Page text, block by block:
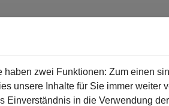
zwei Funktionen: Zum einen
unsere Inhalte für Sie immer
Einverständnis in die Verwendung